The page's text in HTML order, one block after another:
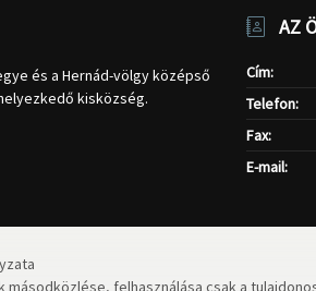
és a Hernád-völgy középső
kisközség.
AZ
Cím:
Telefon:
Fax:
E-mail:
másodközlése, felhasználása csak a